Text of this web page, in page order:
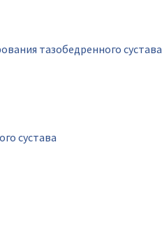
тазобедренного сустава
сустава